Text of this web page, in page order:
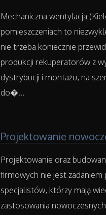
Mechaniczna wentylacja
pomieszczeniach to
nie trzeba koniecznie
produkcji rekuperatorów z
dystrybucji i montażu, na
do�...
Projektowanie
Projektowanie oraz
firmowych nie jest zadaniem
specjalistów, którzy mają
zastosowania